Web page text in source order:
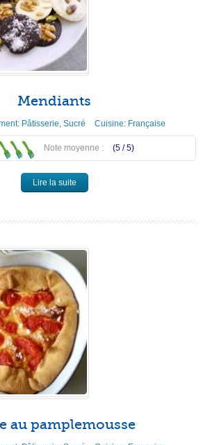
Mendiants
Pâtisserie Sucré Cuisine: Française
Note moyenne : (5 /5)
Lire la suite
au pamplemousse